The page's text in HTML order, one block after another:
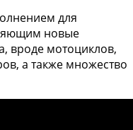
для
новые
вроде мотоциклов,
а также множество